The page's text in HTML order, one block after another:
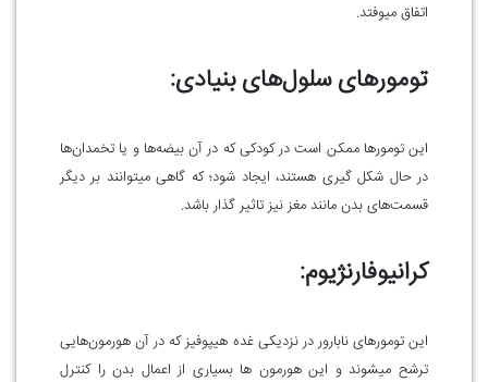
اتفاق میوفتد.
تومور‌های سلول‌های بنیادی:
این تومور‌ها ممکن است در کودکی که در آن بیضه‌ها و یا تخمدان‌ها
در حال شکل گیری هستند، ایجاد شود؛ که گاهی میتوانند بر دیگر
قسمت‌های بدن مانند مغز نیز تاثیر گذار باشد.
کرانیوفارنژیوم:
این تومور‌های نابارور در نزدیکی غده هیپوفیز که در آن هورمون‌هایی
ترشح میشوند و این هورمون ها بسیاری از اعمال بدن را کنترل